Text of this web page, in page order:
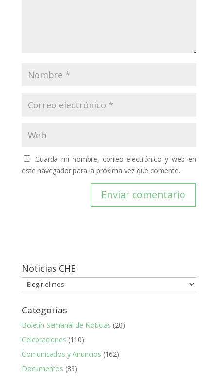
Guarda mi nombre, correo electrónico y web en
este navegador para la próxima vez que comente.
Noticias CHE
Noticias
CHE
Categorías
Boletín Semanal de Noticias (20)
Celebraciones (110)
Comunicados y Anuncios (162)
Documentos (83)